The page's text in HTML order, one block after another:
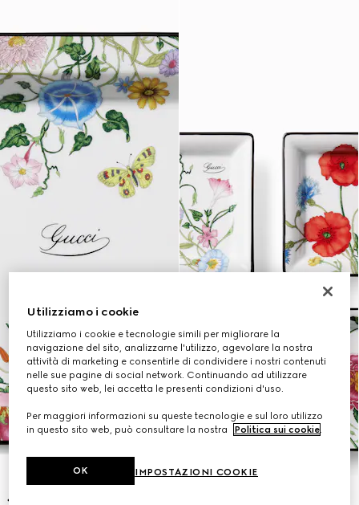
Utilizziamo i cookie
Utilizziamo i cookie e tecnologie simili per migliorare la
navigazione del sito, analizzarne l'utilizzo, agevolare la nostra
attività di marketing e consentirle di condividere i nostri contenuti
nelle sue pagine di social network. Continuando ad utilizzare
questo sito web, lei accetta le presenti condizioni d'uso.
Per maggiori informazioni su queste tecnologie e sul loro utilizzo
in questo sito web, può consultare la nostra
Politica sui cookie.
IMPOSTAZIONI COOKIE
OK